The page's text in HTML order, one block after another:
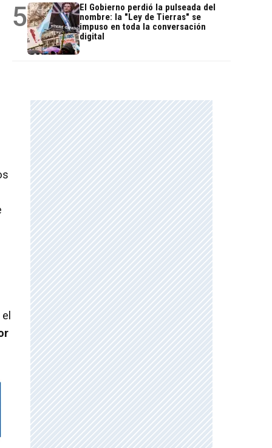
5
El Gobierno perdió la pulseada del
nombre: la "Ley de Tierras" se
impuso en toda la conversación
digital